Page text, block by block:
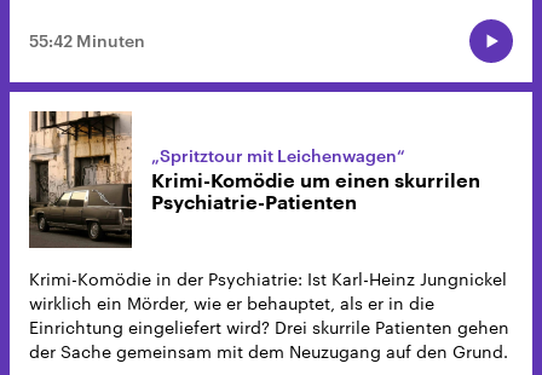
55:42 Minuten
„Spritztour mit Leichenwagen“
Krimi-Komödie um einen skurrilen
Psychiatrie-Patienten
Krimi-Komödie in der Psychiatrie: Ist Karl-Heinz Jungnickel
wirklich ein Mörder, wie er behauptet, als er in die
Einrichtung eingeliefert wird? Drei skurrile Patienten gehen
der Sache gemeinsam mit dem Neuzugang auf den Grund.